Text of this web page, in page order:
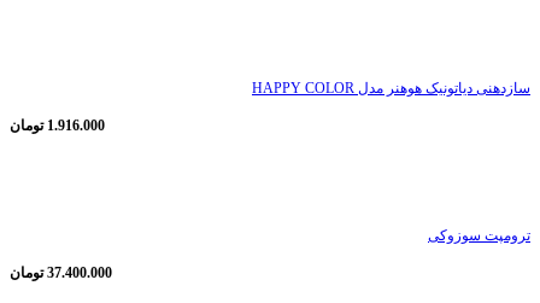
سازدهنی دیاتونیک هوهنر مدل HAPPY COLOR
1.916.000 تومان
ترومپت سوزوکی
37.400.000 تومان